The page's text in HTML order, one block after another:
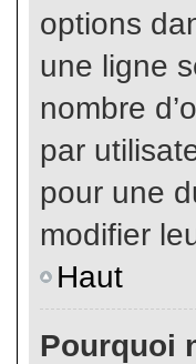
options
une ligne
nombre
par
pour une
modifier
Haut
Pourquoi